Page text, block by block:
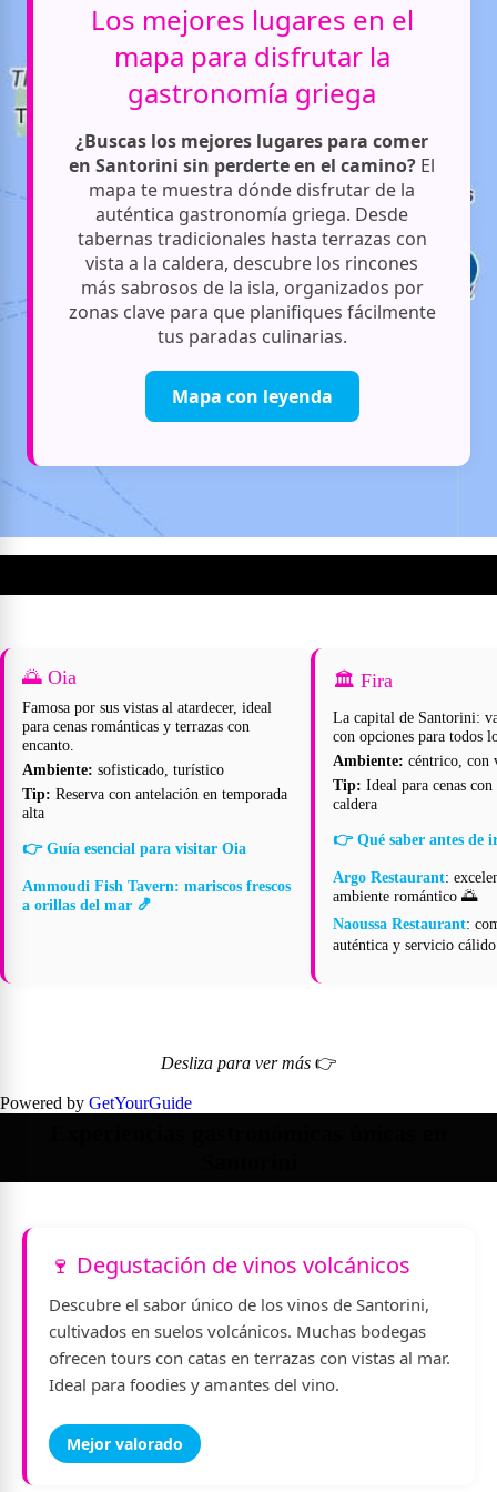
Los mejores lugares en el
mapa para disfrutar la
gastronomía griega
¿Buscas los mejores lugares para comer
en Santorini sin perderte en el camino? El
mapa te muestra dónde disfrutar de la
auténtica gastronomía griega. Desde
tabernas tradicionales hasta terrazas con
vista a la caldera, descubre los rincones
más sabrosos de la isla, organizados por
zonas clave para que planifiques fácilmente
tus paradas culinarias.
Mapa con leyenda
🌅 Oia
Famosa por sus vistas al atardecer, ideal
para cenas románticas y terrazas con
encanto.
Ambiente: sofisticado, turístico
Tip: Reserva con antelación en temporada
alta
👉 Guía esencial para visitar Oia
Ammoudi Fish Tavern: mariscos frescos
a orillas del mar 🍤
🏛️ Fira
La capital de Santorini:
con opciones para todos
Ambiente: céntrico, con
Tip: Ideal para cenas
caldera
👉 Qué saber antes de
Argo Restaurant:
ambiente romántico 🌅
Naoussa Restaurant:
auténtica y servicio
Desliza para ver más👉
Powered by GetYourGuide
🍷 Degustación de vinos volcánicos
Descubre el sabor único de los vinos de Santorini,
cultivados en suelos volcánicos. Muchas bodegas
ofrecen tours con catas en terrazas con vistas al mar.
Ideal para foodies y amantes del vino.
Mejor valorado